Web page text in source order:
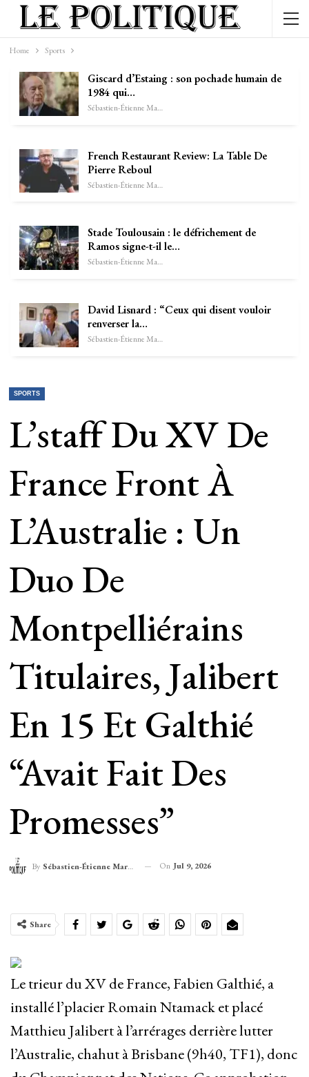
Home Sports
Giscard d’Estaing : son pochade humain de
1984 qui…
Sébastien-Étienne Marechal
French Restaurant Review: La Table De
Pierre Reboul
Sébastien-Étienne Marechal
Stade Toulousain : le défrichement de
Ramos signe-t-il le…
Sébastien-Étienne Marechal
David Lisnard : “Ceux qui disent vouloir
renverser la…
Sébastien-Étienne Marechal
SPORTS
L’staff Du XV De
France Front À
L’Australie : Un
Duo De
Montpelliérains
Titulaires, Jalibert
En 15 Et Galthié
“avait Fait Des
Promesses”
By Sébastien-Étienne Marechal On Jul 9, 2026
Share
Le trieur du XV de France, Fabien Galthié, a
installé l’placier Romain Ntamack et placé
Matthieu Jalibert à l’arrérages derrière lutter
l’Australie, chahut à Brisbane (9h40, TF1), donc